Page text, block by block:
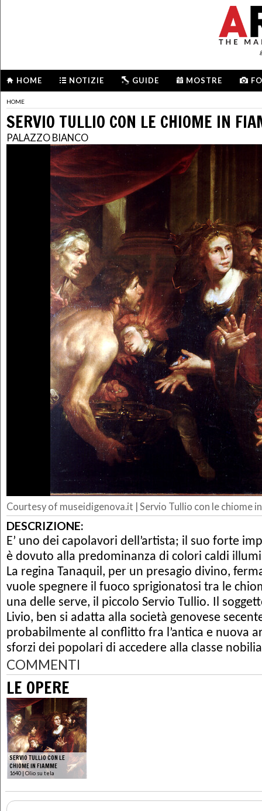
HOME NOTIZIE GUIDE MOSTRE
HOME
SERVIO TULLIO CON LE CHIOME IN
PALAZZO BIANCO
Courtesy of museidigenova.it | Servio Tullio con le chiome
DESCRIZIONE:
E’ uno dei capolavori dell’artista; il suo forte
è dovuto alla predominanza di colori caldi
La regina Tanaquil, per un presagio divino,
vuole spegnere il fuoco sprigionatosi tra le
una delle serve, il piccolo Servio Tullio. Il
Livio, ben si adatta alla società genovese
probabilmente al conflitto fra l’antica e nuova
sforzi dei popolari di accedere alla classe
COMMENTI
LE OPERE
SERVIO TULLIO CON LE
CHIOME IN FIAMME
1640 | Olio su tela